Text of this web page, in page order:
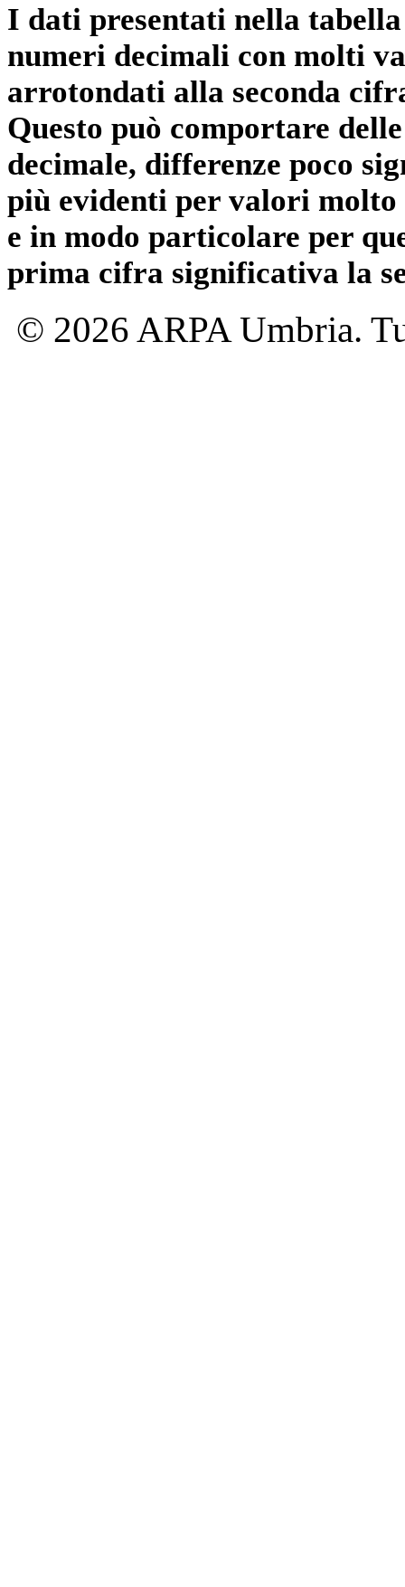
I dati presentati nella
numeri decimali con molti
arrotondati alla seconda
Questo può comportare
decimale, differenze poco
più evidenti per valori
e in modo particolare per
prima cifra significativa la
© 2026 ARPA Umbria.